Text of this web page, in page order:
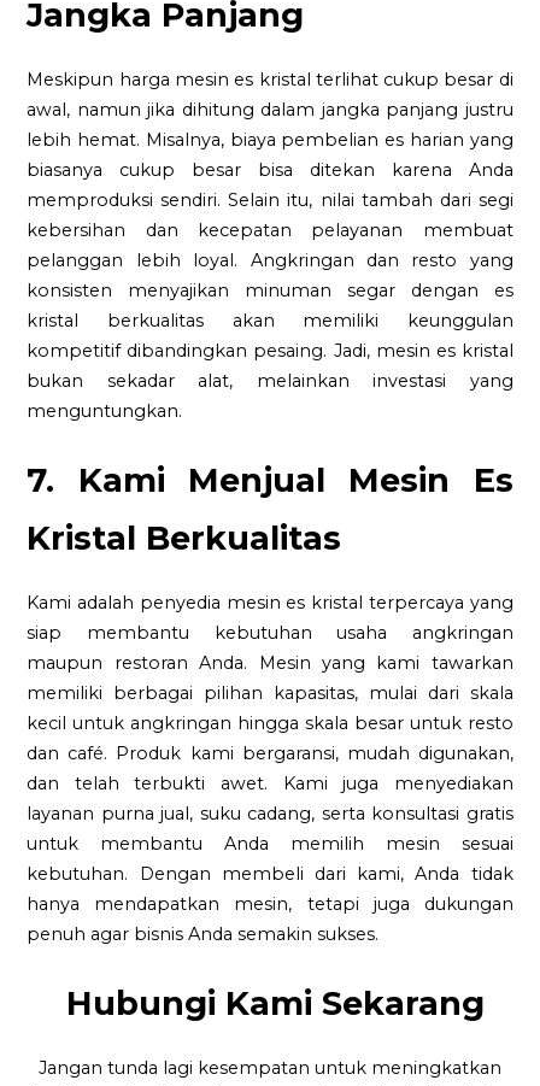
Jangka Panjang
Meskipun harga mesin es kristal terlihat cukup besar di
awal, namun jika dihitung dalam jangka panjang justru
lebih hemat. Misalnya, biaya pembelian es harian yang
biasanya cukup besar bisa ditekan karena Anda
memproduksi sendiri. Selain itu, nilai tambah dari segi
kebersihan dan kecepatan pelayanan membuat
pelanggan lebih loyal. Angkringan dan resto yang
konsisten menyajikan minuman segar dengan es
kristal berkualitas akan memiliki keunggulan
kompetitif dibandingkan pesaing. Jadi, mesin es kristal
bukan sekadar alat, melainkan investasi yang
menguntungkan.
7. Kami Menjual Mesin Es
Kristal Berkualitas
Kami adalah penyedia mesin es kristal terpercaya yang
siap membantu kebutuhan usaha angkringan
maupun restoran Anda. Mesin yang kami tawarkan
memiliki berbagai pilihan kapasitas, mulai dari skala
kecil untuk angkringan hingga skala besar untuk resto
dan café. Produk kami bergaransi, mudah digunakan,
dan telah terbukti awet. Kami juga menyediakan
layanan purna jual, suku cadang, serta konsultasi gratis
untuk membantu Anda memilih mesin sesuai
kebutuhan. Dengan membeli dari kami, Anda tidak
hanya mendapatkan mesin, tetapi juga dukungan
penuh agar bisnis Anda semakin sukses.
Hubungi Kami Sekarang
Jangan tunda lagi kesempatan untuk meningkatkan